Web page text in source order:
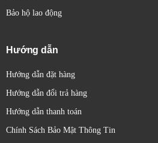
Bảo hộ lao động
Hướng dẫn
Hướng dẫn đặt hàng
Hướng dẫn đổi trả hàng
Hướng dẫn thanh toán
Chính Sách Bảo Mật Thông Tin